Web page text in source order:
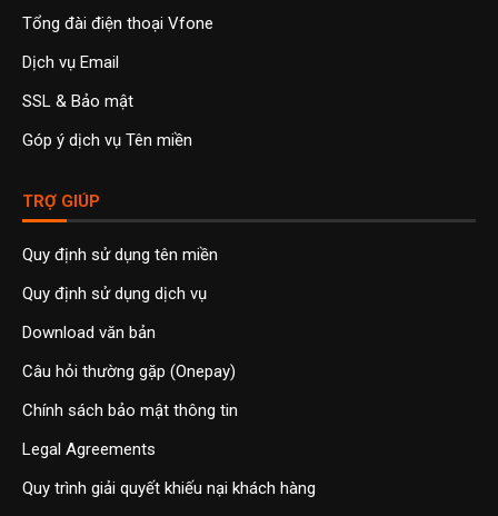
Tổng đài điện thoại Vfone
Dịch vụ Email
SSL & Bảo mật
Góp ý dịch vụ Tên miền
TRỢ GIÚP
Quy định sử dụng tên miền
Quy định sử dụng dịch vụ
Download văn bản
Câu hỏi thường gặp (Onepay)
Chính sách bảo mật thông tin
Legal Agreements
Quy trình giải quyết khiếu nại khách hàng